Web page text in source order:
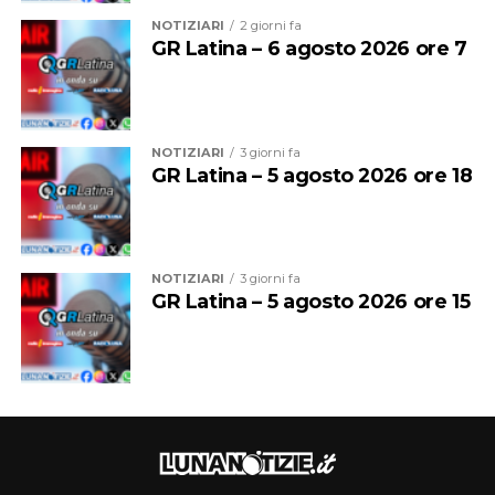
e le contraddizioni di quel sistema”, aggiunge Pernarella
che parla di uno spettacolo “divertente”, “un gioco a
scatole cinesi”. Tra sogno, illusione e realtà.
Roffredo Caetani, con gli attori, ci saranno i jazzisti
Erasmo Bencivenga al pianoforte, Nicola Borrelli al
contrabbasso e Giorgio Raponi alla batteria con una
NOTIZIARI 2 giorni fa
GR Latina – 6 agosto 2026 ore 7
NOTIZIARI 3 giorni fa
GR Latina – 5 agosto 2026 ore 18
NOTIZIARI 3 giorni fa
GR Latina – 5 agosto 2026 ore 15